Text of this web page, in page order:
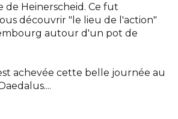
de Heinerscheid. Ce fut
découvrir "le lieu de l'action"
autour d'un pot de
achevée cette belle journée au